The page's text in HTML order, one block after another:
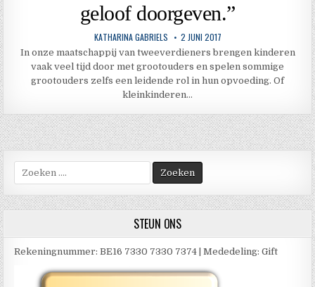
geloof doorgeven.”
KATHARINA GABRIELS 2 JUNI 2017
In onze maatschappij van tweeverdieners brengen kinderen
vaak veel tijd door met grootouders en spelen sommige
grootouders zelfs een leidende rol in hun opvoeding. Of
kleinkinderen…
naar:
STEUN ONS
Rekeningnummer: BE16 7330 7330 7374 | Mededeling: Gift